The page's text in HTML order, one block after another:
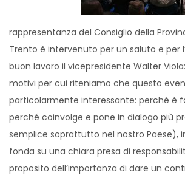
rappresentanza del Consiglio della
Trento è intervenuto per un saluto e per
buon lavoro il vicepresidente Walter
motivi per cui riteniamo che questo
particolarmente interessante: perché è
perché coinvolge e pone in dialogo più
semplice soprattutto nel nostro Paese),
fonda su una chiara presa di
proposito dell’importanza di dare un